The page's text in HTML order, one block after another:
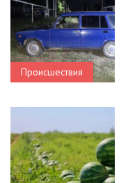
Происшествия